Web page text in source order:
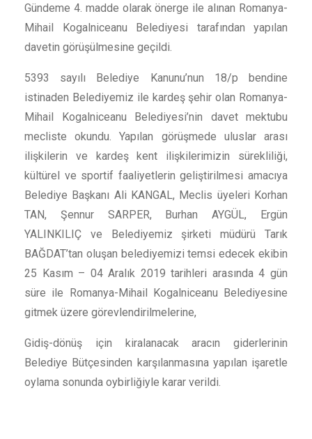
Gündeme 4. madde olarak önerge ile alınan Romanya-
Mihail Kogalniceanu Belediyesi tarafından yapılan
davetin görüşülmesine geçildi.
5393 sayılı Belediye Kanunu’nun 18/p bendine
istinaden Belediyemiz ile kardeş şehir olan Romanya-
Mihail Kogalniceanu Belediyesi’nin davet mektubu
mecliste okundu. Yapılan görüşmede uluslar arası
ilişkilerin ve kardeş kent ilişkilerimizin sürekliliği,
kültürel ve sportif faaliyetlerin geliştirilmesi amacıya
Belediye Başkanı Ali KANGAL, Meclis üyeleri Korhan
TAN, Şennur SARPER, Burhan AYGÜL, Ergün
YALINKILIÇ ve Belediyemiz şirketi müdürü Tarık
BAĞDAT’tan oluşan belediyemizi temsi edecek ekibin
25 Kasım – 04 Aralık 2019 tarihleri arasında 4 gün
süre ile Romanya-Mihail Kogalniceanu Belediyesine
gitmek üzere görevlendirilmelerine,
Gidiş-dönüş için kiralanacak aracın giderlerinin
Belediye Bütçesinden karşılanmasına yapılan işaretle
oylama sonunda oybirliğiyle karar verildi.